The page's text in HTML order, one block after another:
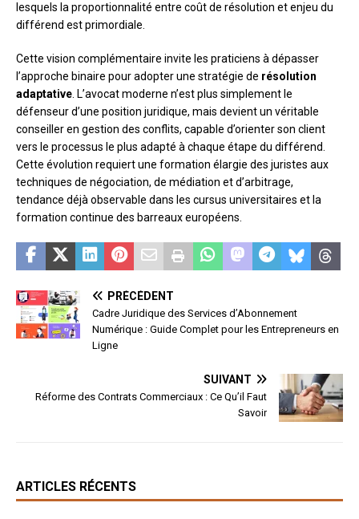
lesquels la proportionnalité entre coût de résolution et enjeu du
différend est primordiale.
Cette vision complémentaire invite les praticiens à dépasser
l’approche binaire pour adopter une stratégie de résolution
adaptative. L’avocat moderne n’est plus simplement le
défenseur d’une position juridique, mais devient un véritable
conseiller en gestion des conflits, capable d’orienter son client
vers le processus le plus adapté à chaque étape du différend.
Cette évolution requiert une formation élargie des juristes aux
techniques de négociation, de médiation et d’arbitrage,
tendance déjà observable dans les cursus universitaires et la
formation continue des barreaux européens.
PRÉCÉDENT
Cadre Juridique des Services d’Abonnement
Numérique : Guide Complet pour les Entrepreneurs en
Ligne
SUIVANT
Réforme des Contrats Commerciaux : Ce Qu’il Faut
Savoir
ARTICLES RÉCENTS